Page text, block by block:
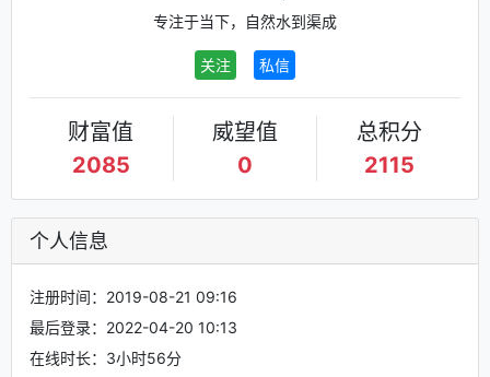
专注于当下，自然水到渠成
关注 私信
财富值
2085
威望值
0
总积分
2115
个人信息
注册时间：2019-08-21 09:16
最后登录：2022-04-20 10:13
在线时长：3小时56分